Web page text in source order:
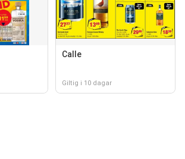
Calle
Giltig i 10 dagar